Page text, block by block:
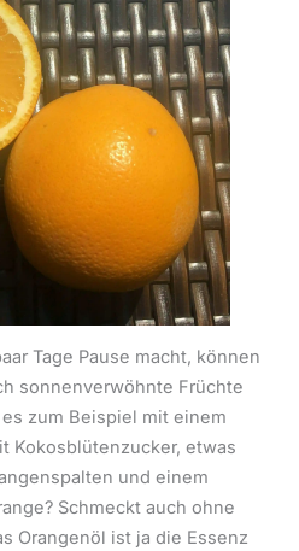
Tage Pause macht, können
sonnenverwöhnte Früchte
zum Beispiel mit einem
Kokosblütenzucker, etwas
und einem
Schmeckt auch ohne
Orangenöl ist ja die Essenz